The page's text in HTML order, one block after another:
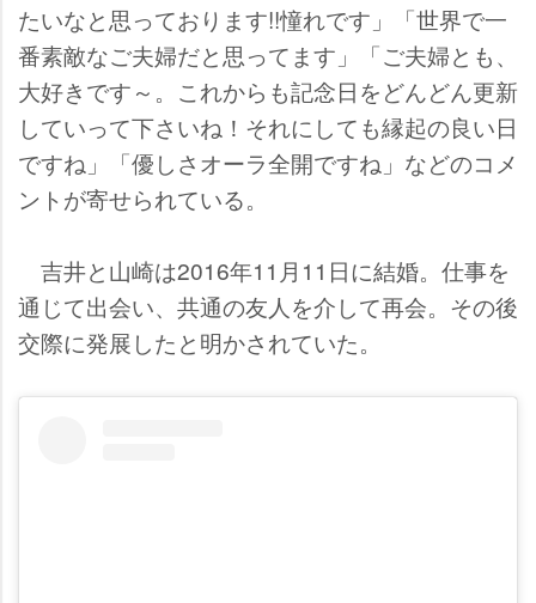
たいなと思っております!!憧れです」「世界で一
番素敵なご夫婦だと思ってます」「ご夫婦とも、
大好きです～。これからも記念日をどんどん更新
していって下さいね！それにしても縁起の良い日
ですね」「優しさオーラ全開ですね」などのコメ
ントが寄せられている。
吉井と山崎は2016年11月11日に結婚。仕事を
通じて出会い、共通の友人を介して再会。その後
交際に発展したと明かされていた。